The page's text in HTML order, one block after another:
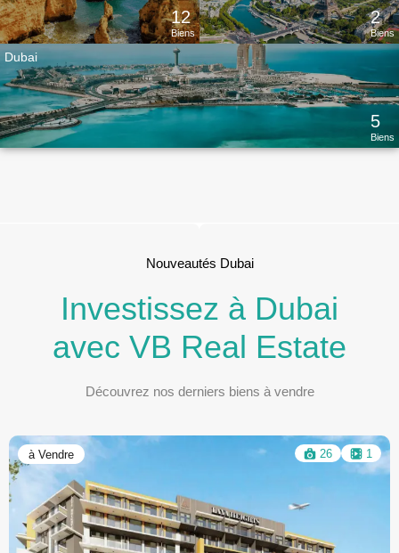
12
Biens
2
Biens
Dubai
5
Biens
Nouveautés Dubai
Investissez à Dubai
avec VB Real Estate
Découvrez nos derniers biens à vendre
à Vendre 13 1